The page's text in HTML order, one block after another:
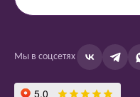
Мы в соцсетях